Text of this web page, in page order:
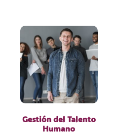
Gestión del Talento
Humano